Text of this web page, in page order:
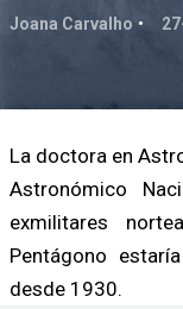
Joana Carvalho
La doctora en
Astronómico
exmilitares
Pentágono
desde 1930.